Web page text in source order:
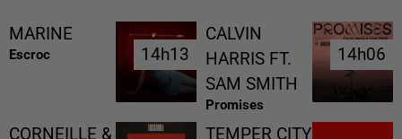
MARINE
Escroc 14h13
14h13
CALVIN
HARRIS FT.
SAM SMITH
Promises
14h06
14h06
CORNEILLE &
TEMPER CITY